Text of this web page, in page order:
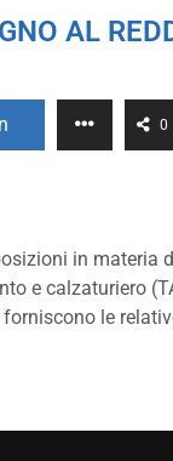
AL
0
in
e calzaturiero
le